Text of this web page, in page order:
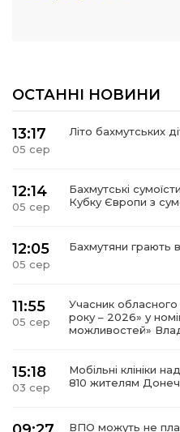
ОСТАННІ НОВИНИ
13:17
05 сер
Літо бахмутських
12:14
05 сер
Бахмутські
Кубку Європи з
12:05
05 сер
Бахмутяни грають
11:55
05 сер
Учасник
року – 2026» у
можливостей»
15:18
03 сер
Мобільні клініки
810 жителям
ВПО можуть не